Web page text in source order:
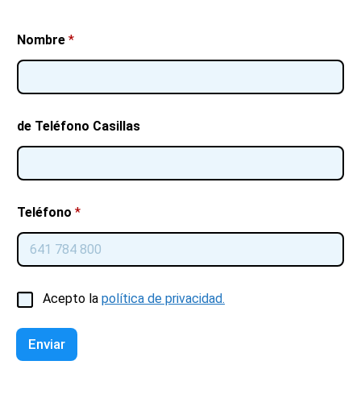
Nombre *
de Teléfono Casillas
Teléfono *
C
a
s
l
Acepto la política de privacidad.
Enviar